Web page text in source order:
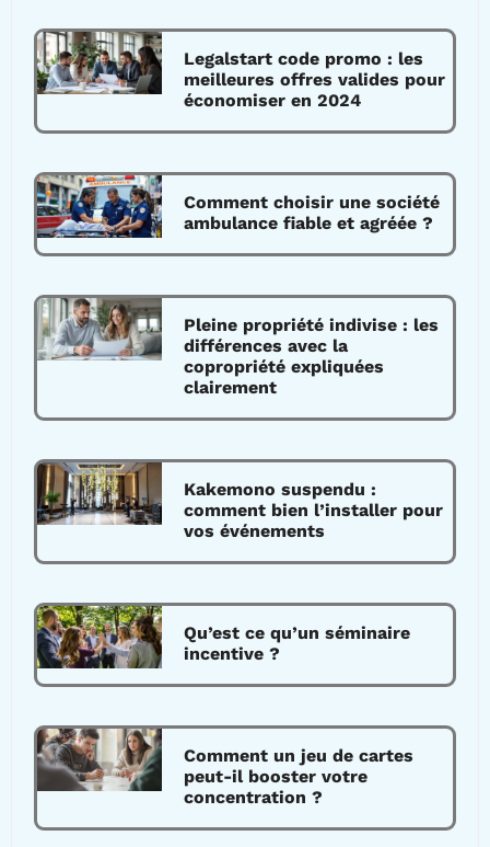
Legalstart code promo : les
meilleures offres valides pour
économiser en 2024
Comment choisir une société
ambulance fiable et agréée ?
Pleine propriété indivise : les
différences avec la
copropriété expliquées
clairement
Kakemono suspendu :
comment bien l’installer pour
vos événements
Qu’est ce qu’un séminaire
incentive ?
Comment un jeu de cartes
peut-il booster votre
concentration ?